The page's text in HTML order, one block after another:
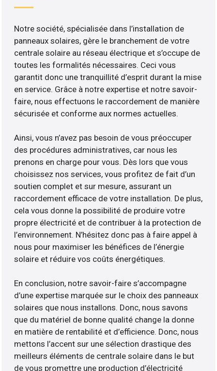
Notre société, spécialisée dans l’installation de
panneaux solaires, gère le branchement de votre
centrale solaire au réseau électrique et s’occupe de
toutes les formalités nécessaires. Ceci vous
garantit donc une tranquillité d’esprit durant la mise
en service. Grâce à notre expertise et notre savoir-
faire, nous effectuons le raccordement de manière
sécurisée et conforme aux normes actuelles.
Ainsi, vous n’avez pas besoin de vous préoccuper
des procédures administratives, car nous les
prenons en charge pour vous. Dès lors que vous
choisissez nos services, vous profitez de fait d’un
soutien complet et sur mesure, assurant un
raccordement efficace de votre installation. De plus,
cela vous donne la possibilité de produire votre
propre électricité et de contribuer à la protection de
l’environnement. N’hésitez donc pas à faire appel à
nous pour maximiser les bénéfices de l’énergie
solaire et réduire vos coûts énergétiques.
En conclusion, notre savoir-faire s’accompagne
d’une expertise marquée sur le choix des panneaux
solaires que nous installons. Donc, nous savons
que du matériel de bonne qualité change la donne
en matière de rentabilité et d’efficience. Donc, nous
mettons l’accent sur une sélection drastique des
meilleurs éléments de centrale solaire dans le but
de vous promettre une production d’électricité